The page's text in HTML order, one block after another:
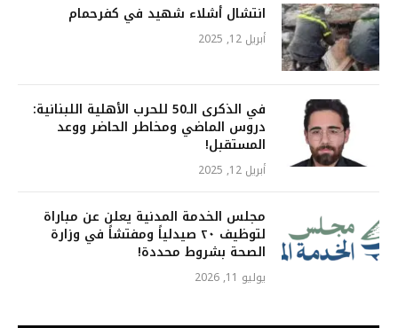
انتشال أشلاء شهيد في كفرحمام
أبريل 12, 2025
في الذكرى الـ50 للحرب الأهلية اللبنانية:
دروس الماضي ومخاطر الحاضر ووعد
المستقبل!
أبريل 12, 2025
مجلس الخدمة المدنية يعلن عن مباراة
لتوظيف ٢٠ صيدلياً ومفتشاً في وزارة
الصحة بشروط محددة!
يوليو 11, 2026